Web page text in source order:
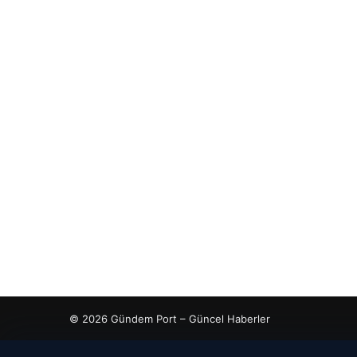
© 2026 Gündem Port – Güncel Haberler